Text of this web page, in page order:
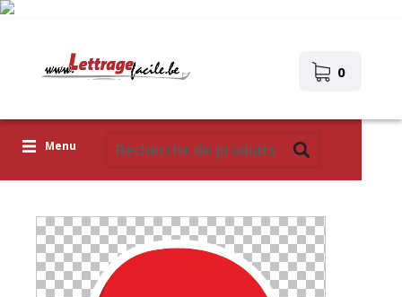
0
Menu
Pictogrammes
Images autocollantes